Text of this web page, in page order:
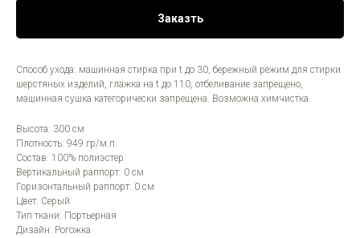
Заказть
Способ ухода: машинная стирка при t до 30, бережный режим для стирки
шерстяных изделий, глажка на t до 110, отбеливание запрещено,
машинная сушка категорически запрещена. Возможна химчистка.
Высота: 300 см
Плотность: 949 гр/м.п.
Состав: 100% полиэстер
Вертикальный раппорт: 0 см
Горизонтальный раппорт: 0 см
Цвет: Серый
Тип ткани: Портьерная
Дизайн: Рогожка